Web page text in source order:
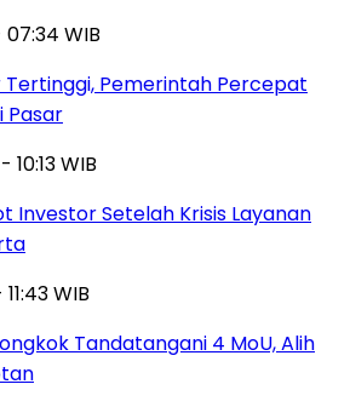
07:34 WIB
Tertinggi, Pemerintah Percepat
Pasar
10:13 WIB
Investor Setelah Krisis Layanan
WIB
Tandatangani 4 MoU, Alih